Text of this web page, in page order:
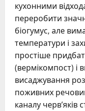
кухонними
переробити
біогумус, але
температури і
простіше
(вермікомпост) і
висаджування
поживних
каналу черв’яків